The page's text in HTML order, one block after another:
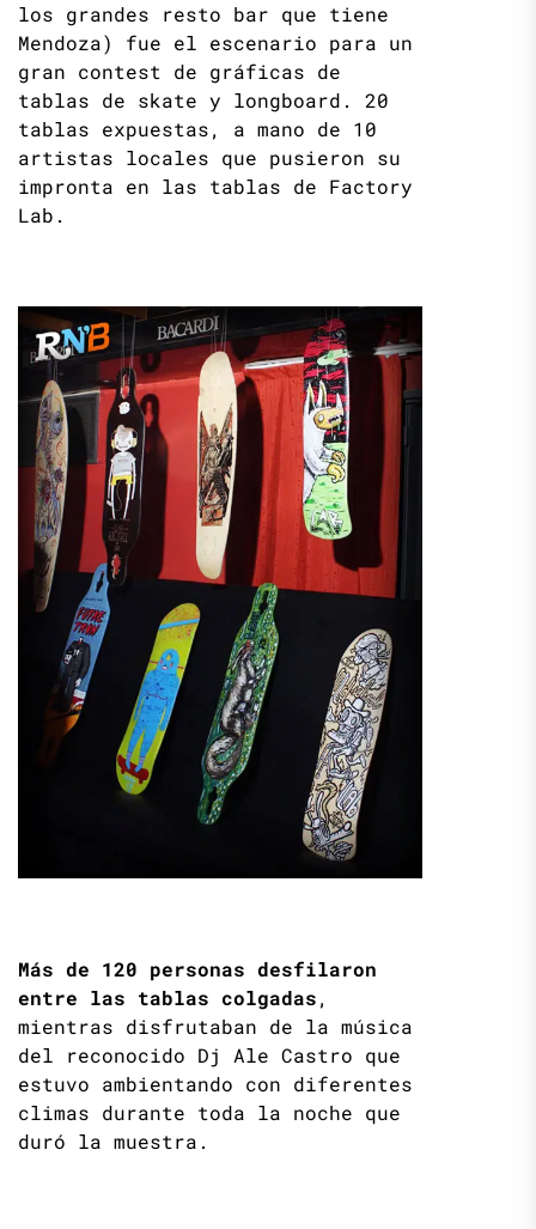
los grandes resto bar que tiene
Mendoza) fue el escenario para un
gran contest de gráficas de
tablas de skate y longboard. 20
tablas expuestas, a mano de 10
artistas locales que pusieron su
impronta en las tablas de Factory
Lab.
Más de 120 personas desfilaron
entre las tablas colgadas,
mientras disfrutaban de la música
del reconocido Dj Ale Castro que
estuvo ambientando con diferentes
climas durante toda la noche que
duró la muestra.